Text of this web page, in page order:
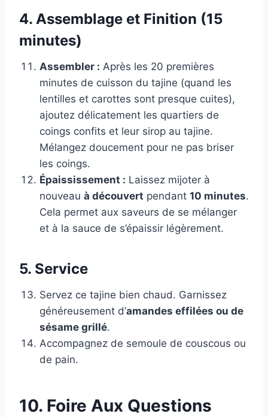
4. Assemblage et Finition (15
minutes)
Assembler : Après les 20 premières
minutes de cuisson du tajine (quand les
lentilles et carottes sont presque cuites),
ajoutez délicatement les quartiers de
coings confits et leur sirop au tajine.
Mélangez doucement pour ne pas briser
les coings.
Épaississement : Laissez mijoter à
nouveau à découvert pendant 10 minutes.
Cela permet aux saveurs de se mélanger
et à la sauce de s’épaissir légèrement.
5. Service
Servez ce tajine bien chaud. Garnissez
généreusement d’amandes effilées ou de
sésame grillé.
Accompagnez de semoule de couscous ou
de pain.
10. Foire Aux Questions